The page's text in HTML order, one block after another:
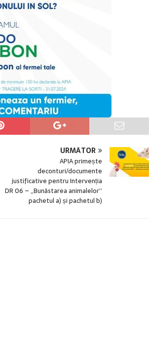
URMĂTOR
APIA primește
deconturi/documente
justificative pentru Intervenția
DR 06 – „Bunăstarea animalelor”
pachetul a) și pachetul b)